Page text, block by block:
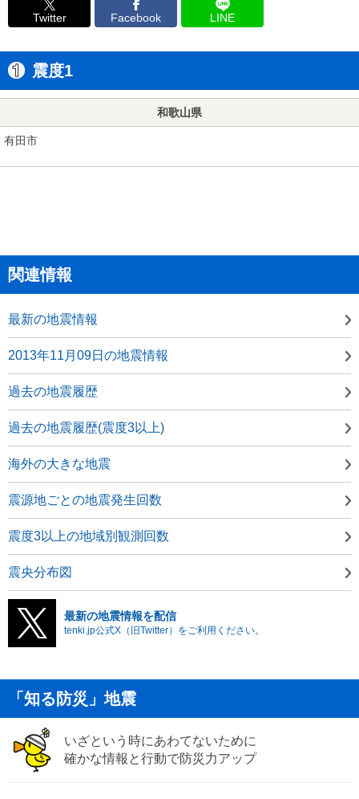
Twitter Facebook LINE
震度1
和歌山県
有田市
関連情報
最新の地震情報
2013年11月09日の地震情報
過去の地震履歴
過去の地震履歴(震度3以上)
海外の大きな地震
震源地ごとの地震発生回数
震度3以上の地域別観測回数
震央分布図
最新の地震情報を配信
tenki.jp公式X（旧Twitter）をご利用ください。
「知る防災」地震
いざという時にあわてないために
確かな情報と行動で防災力アップ